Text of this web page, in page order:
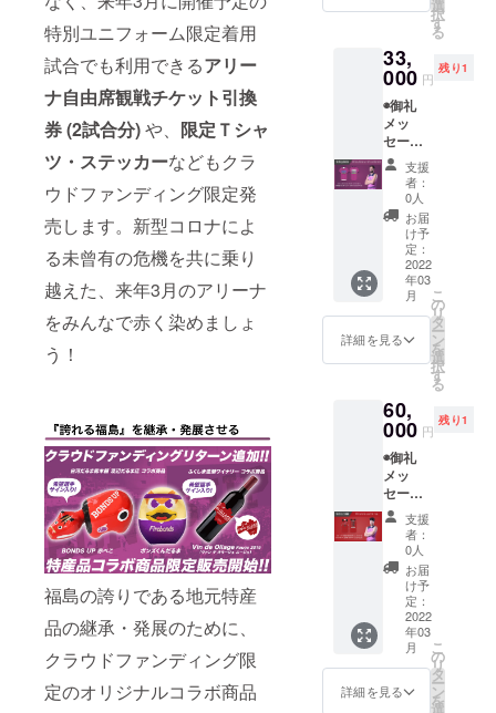
特別ユニフォーム限定着用
試合でも利用できるアリー
ナ自由席観戦チケット引換
券 (2試合分)や、 限定Ｔシャ
ツ・ステッカーなどもクラ
ウドファンディング限定発
売します。新型コロナによ
る未曾有の危機を共に乗り
越えた、来年3月のアリーナ
をみんなで赤く染めましょ
う！
福島の誇りである地元特産
品の継承・発展のために、
クラウドファンディング限
定のオリジナルコラボ商品
クス・
マー
フィー)
※画像は
イメー
ジです
福島
ファイ
ヤーボ
ンズの8
年間の
歩みや
これか
らの展
望を1冊
にまと
めます ◉
直筆サ
イン入
り非売
シュー
ティン
明) ※画
像はイ
メージ
です
援時に
にご希
望のお
名前を
ご記入
くださ
い
◉BOND
S UP ス
テッ
カー
◉BOND
S UP ス
トー
リー
ブック
(2013-
2022)
福島
ファイ
ヤーボ
ンズの8
年間の
歩みや
これか
らの展
望を1冊
にまと
めます ◉
直筆サ
イン入
り非売
シュー
ティン
選
択
す
る
33,
000 円
残り1
◉御礼
メッ
セージ
動画
(メール
にて動
画デー
タ送付)
◉福島
ファイ
ヤーボ
ンズ公
式HPに
名前掲
載 ※支
援時に
にご希
望のお
名前を
ご記入
くださ
い
◉BOND
S UP ス
テッ
カー
◉BOND
S UP ス
トー
リー
ブック
(2013-
2022)
支援
者：
0人
お届
け予
定：
2022
年03
月
詳細を見る
こ
の
リ
タ
ー
ン
を
選
択
す
る
60,
000 円
残り1
◉御礼
メッ
セージ
動画
(メール
にて動
画デー
タ送付)
◉福島
ファイ
ヤーボ
ンズ公
式HPに
名前掲
載 ※支
支援
者：
0人
お届
け予
定：
2022
年03
月
詳細を見る
こ
の
リ
タ
ー
ン
を
選